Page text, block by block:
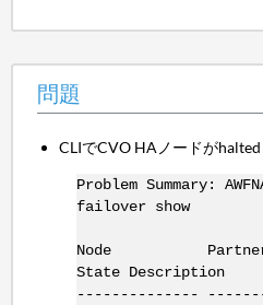
問題
CLIでCVO HAノードがhalted
Problem Summary:
failover show
Node
State Description
--------------